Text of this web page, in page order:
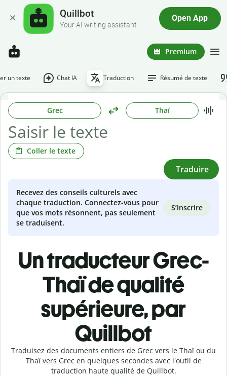
Quillbot
Your AI writing assistant
Open App
Premium
un texte Chat IA Traduction Résumé de texte
Grec Thaï
Coller le texte
Traduire
Recevez des conseils culturels avec
chaque traduction. Connectez-vous pour
que vos mots résonnent, pas seulement
se traduisent.
S’inscrire
Un traducteur Grec-
Thaï de qualité
supérieure, par
Quillbot
Traduisez des documents entiers de Grec vers le Thaï ou du
Thaï vers Grec en quelques secondes avec l'outil de
traduction haute qualité de Quillbot.